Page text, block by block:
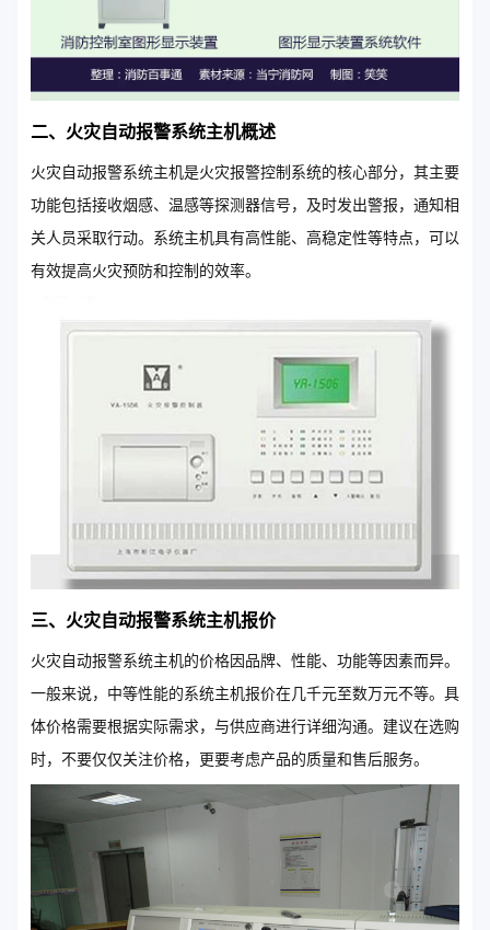
二、火灾自动报警系统主机概述
火灾自动报警系统主机是火灾报警控制系统的核心部分，其主要
功能包括接收烟感、温感等探测器信号，及时发出警报，通知相
关人员采取行动。系统主机具有高性能、高稳定性等特点，可以
有效提高火灾预防和控制的效率。
三、火灾自动报警系统主机报价
火灾自动报警系统主机的价格因品牌、性能、功能等因素而异。
一般来说，中等性能的系统主机报价在几千元至数万元不等。具
体价格需要根据实际需求，与供应商进行详细沟通。建议在选购
时，不要仅仅关注价格，更要考虑产品的质量和售后服务。